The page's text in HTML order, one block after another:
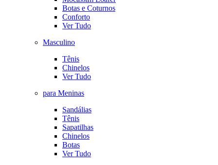
Botas e Coturnos
Conforto
Ver Tudo
Masculino
Tênis
Chinelos
Ver Tudo
para Meninas
Sandálias
Tênis
Sapatilhas
Chinelos
Botas
Ver Tudo